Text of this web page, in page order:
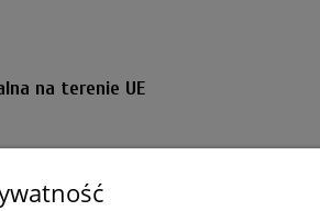
na terenie UE